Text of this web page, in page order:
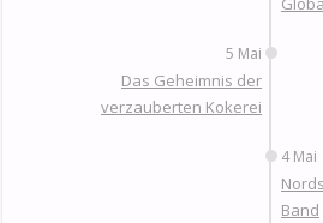
5 Mai
Das Geheimnis der
verzauberten Kokerei
4 Mai
Band